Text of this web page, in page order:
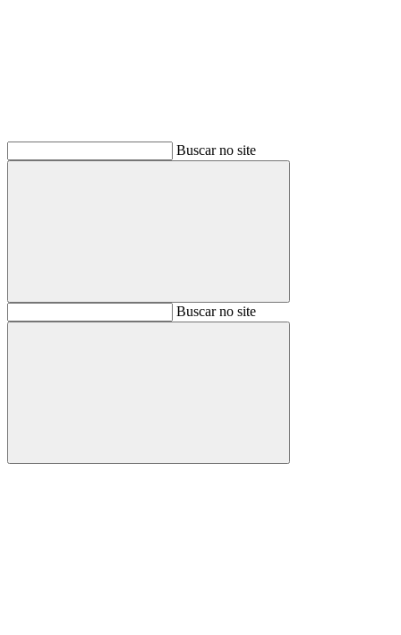
Buscar no site
BuscarBuscar no site
Buscar